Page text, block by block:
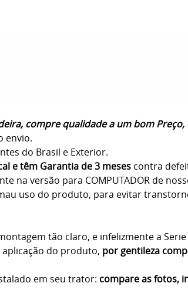
compre qualidade a um bom
envio.
do Brasil e Exterior.
e têm Garantia de 3 meses contra
na versão para COMPUTADOR de
uso do produto, para evitar
tão claro, e infelizmente a
do produto, por gentileza
em seu trator: compare as fotos,